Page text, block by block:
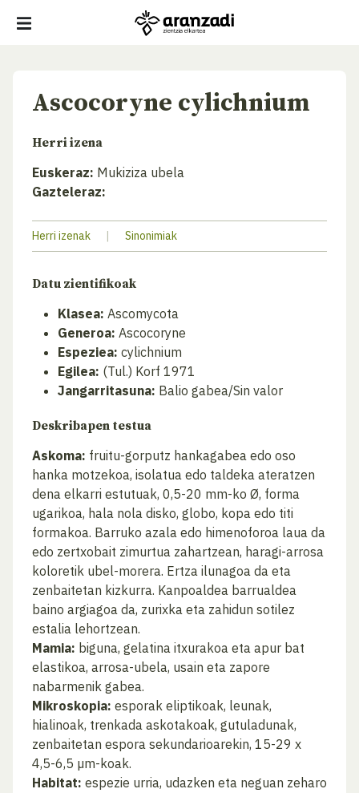
Ascocoryne cylichnium
Herri izena
Euskeraz: Mukiziza ubela
Gazteleraz:
Herri izenak | Sinonimiak
Datu zientifikoak
Klasea: Ascomycota
Generoa: Ascocoryne
Espeziea: cylichnium
Egilea: (Tul.) Korf 1971
Jangarritasuna: Balio gabea/Sin valor
Deskribapen testua
Askoma: fruitu-gorputz hankagabea edo oso
hanka motzekoa, isolatua edo taldeka ateratzen
dena elkarri estutuak, 0,5-20 mm-ko Ø, forma
ugarikoa, hala nola disko, globo, kopa edo titi
formakoa. Barruko azala edo himenoforoa laua da
edo zertxobait zimurtua zahartzean, haragi-arrosa
koloretik ubel-morera. Ertza ilunagoa da eta
zenbaitetan kizkurra. Kanpoaldea barrualdea
baino argiagoa da, zurixka eta zahidun sotilez
estalia lehortzean.
Mamia: biguna, gelatina itxurakoa eta apur bat
elastikoa, arrosa-ubela, usain eta zapore
nabarmenik gabea.
Mikroskopia: esporak eliptikoak, leunak,
hialinoak, trenkada askotakoak, gutuladunak,
zenbaitetan espora sekundarioarekin, 15-29 x
4,5-6,5 µm-koak.
Habitat: espezie urria, udazken eta neguan zeharo